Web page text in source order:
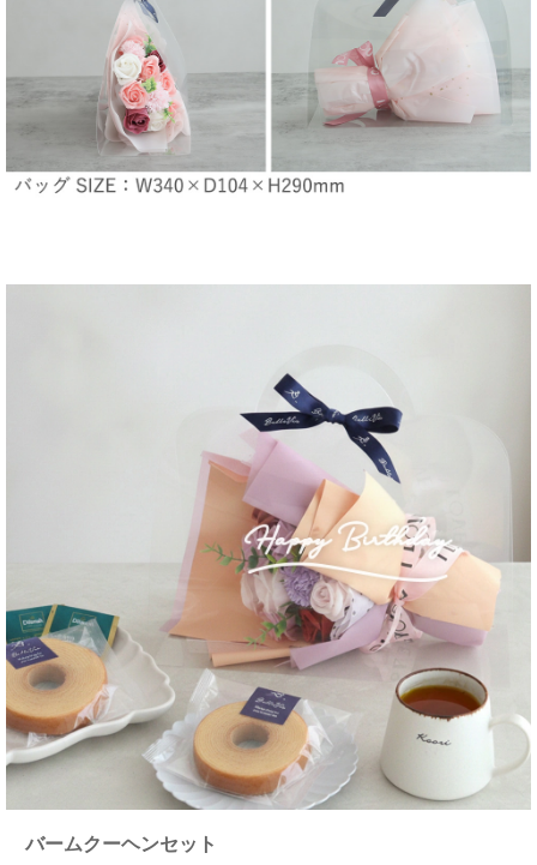
バームクーヘンセット